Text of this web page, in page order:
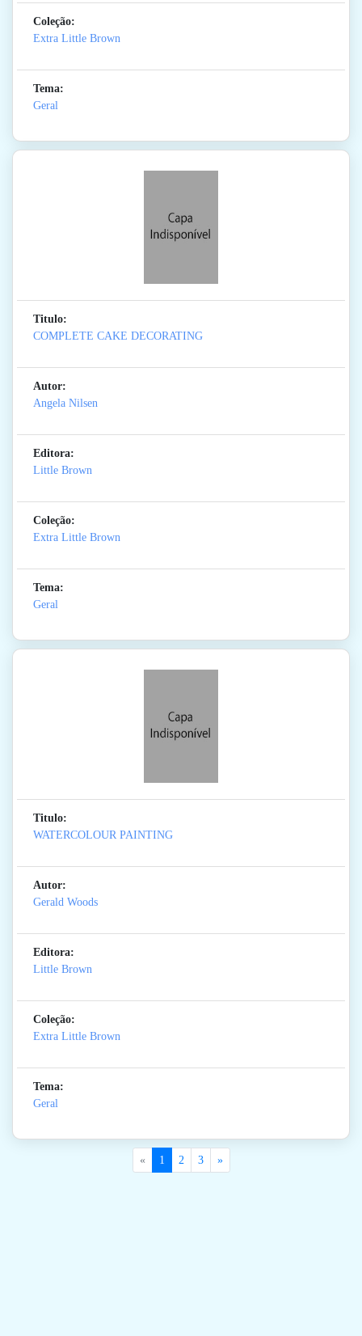
Coleção:
Extra Little Brown
Tema:
Geral
Titulo:
COMPLETE CAKE DECORATING
Autor:
Angela Nilsen
Editora:
Little Brown
Coleção:
Extra Little Brown
Tema:
Geral
Titulo:
WATERCOLOUR PAINTING
Autor:
Gerald Woods
Editora:
Little Brown
Coleção:
Extra Little Brown
Tema:
Geral
« 1 2 3 »